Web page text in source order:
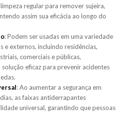
regular para remover sujeira,
assim sua eficácia ao longo do
: Podem ser usadas em uma variedade
e externos, incluindo residências,
comerciais e públicas,
eficaz para prevenir acidentes
: Ao aumentar a segurança em
as faixas antiderrapantes
universal, garantindo que pessoas